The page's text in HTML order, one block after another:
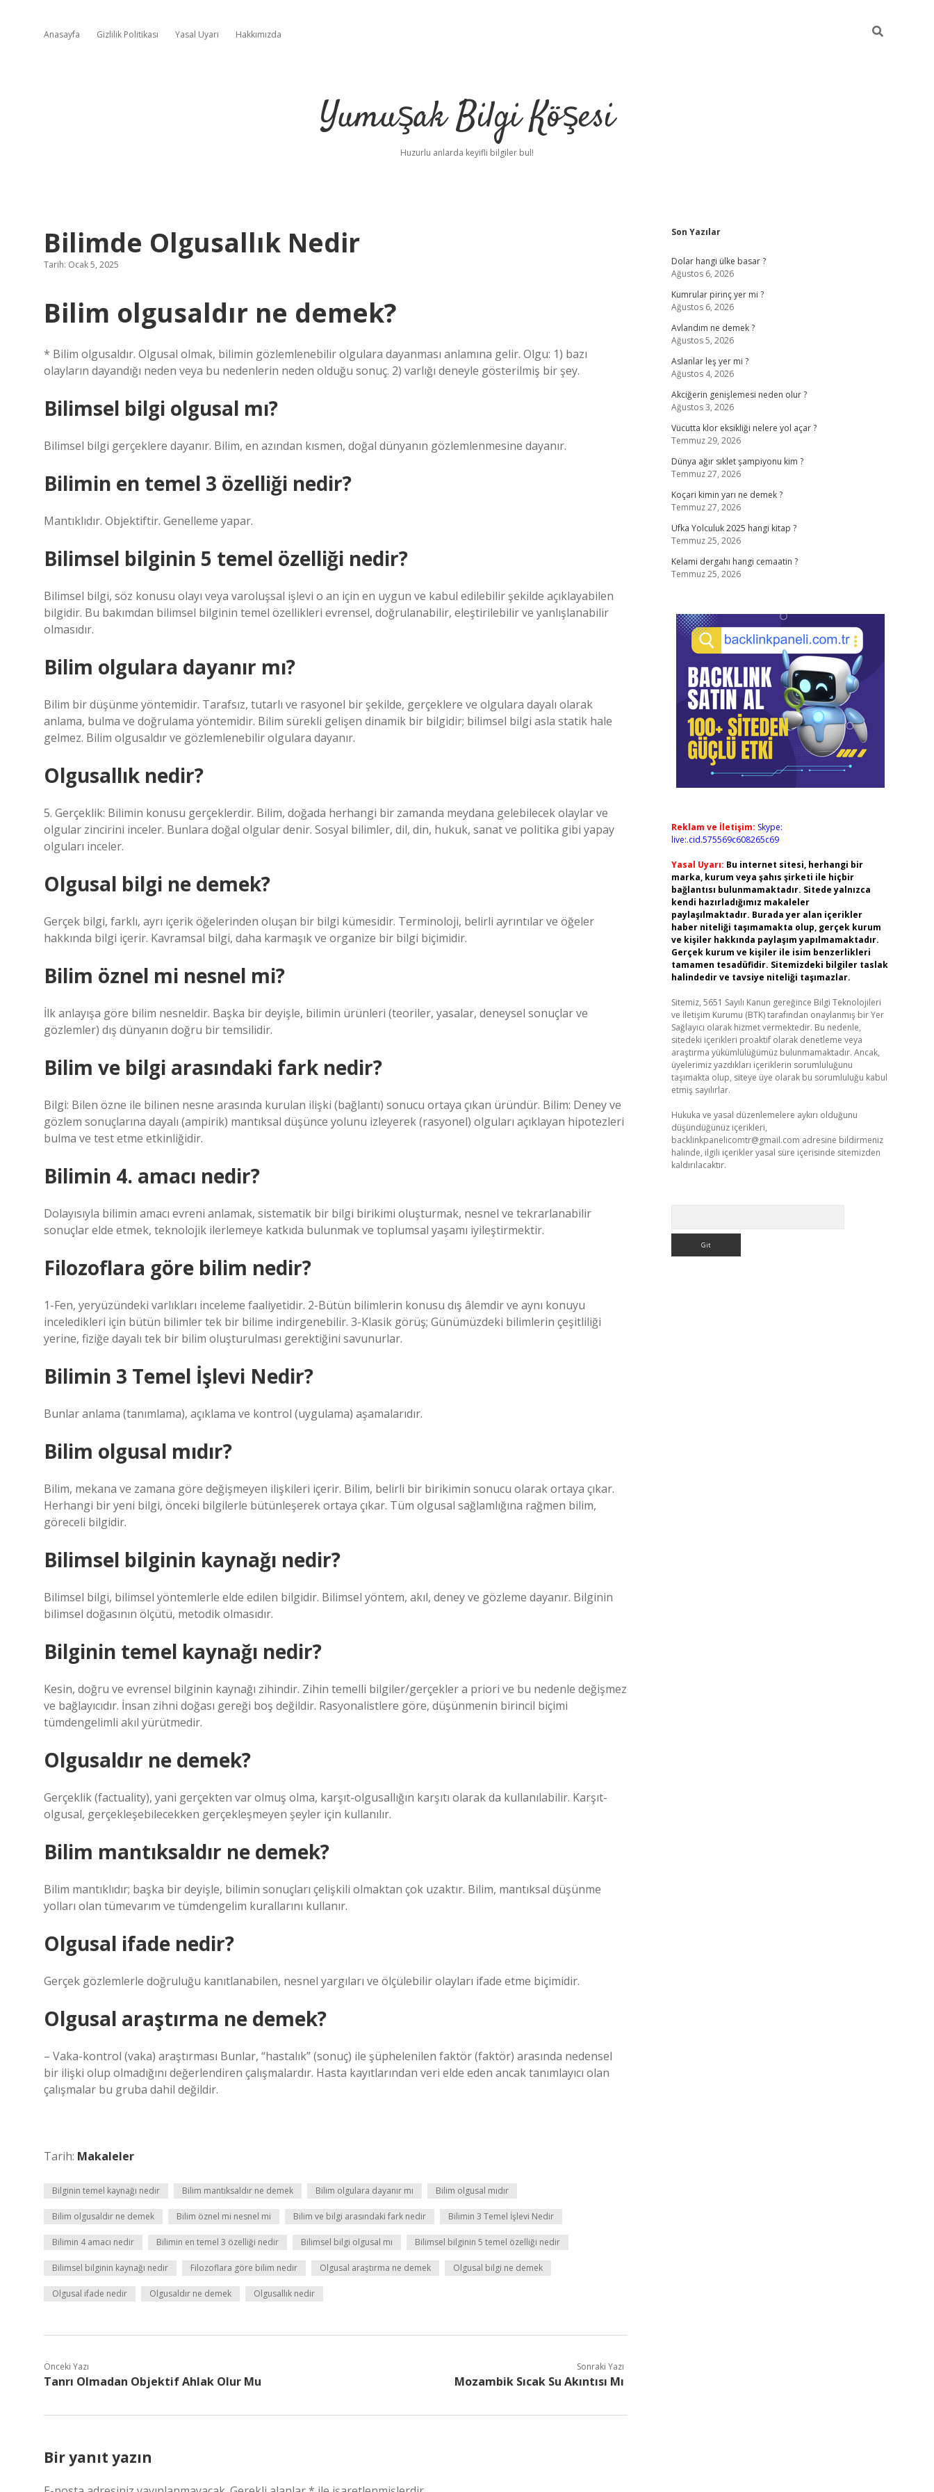
Anasayfa Gizlilik Politikası Yasal Uyarı Hakkımızda
Yumuşak Bilgi Köşesi
Huzurlu anlarda keyifli bilgiler bul!
Bilimde Olgusallık Nedir
Tarih: Ocak 5, 2025
Bilim olgusaldır ne demek?
* Bilim olgusaldır. Olgusal olmak, bilimin gözlemlenebilir olgulara dayanması anlamına gelir. Olgu: 1) bazı
olayların dayandığı neden veya bu nedenlerin neden olduğu sonuç. 2) varlığı deneyle gösterilmiş bir şey.
Bilimsel bilgi olgusal mı?
Bilimsel bilgi gerçeklere dayanır. Bilim, en azından kısmen, doğal dünyanın gözlemlenmesine dayanır.
Bilimin en temel 3 özelliği nedir?
Mantıklıdır. Objektiftir. Genelleme yapar.
Bilimsel bilginin 5 temel özelliği nedir?
Bilimsel bilgi, söz konusu olayı veya varoluşsal işlevi o an için en uygun ve kabul edilebilir şekilde açıklayabilen
bilgidir. Bu bakımdan bilimsel bilginin temel özellikleri evrensel, doğrulanabilir, eleştirilebilir ve yanlışlanabilir
olmasıdır.
Bilim olgulara dayanır mı?
Bilim bir düşünme yöntemidir. Tarafsız, tutarlı ve rasyonel bir şekilde, gerçeklere ve olgulara dayalı olarak
anlama, bulma ve doğrulama yöntemidir. Bilim sürekli gelişen dinamik bir bilgidir; bilimsel bilgi asla statik hale
gelmez. Bilim olgusaldır ve gözlemlenebilir olgulara dayanır.
Olgusallık nedir?
5. Gerçeklik: Bilimin konusu gerçeklerdir. Bilim, doğada herhangi bir zamanda meydana gelebilecek olaylar ve
olgular zincirini inceler. Bunlara doğal olgular denir. Sosyal bilimler, dil, din, hukuk, sanat ve politika gibi yapay
olguları inceler.
Olgusal bilgi ne demek?
Gerçek bilgi, farklı, ayrı içerik öğelerinden oluşan bir bilgi kümesidir. Terminoloji, belirli ayrıntılar ve öğeler
hakkında bilgi içerir. Kavramsal bilgi, daha karmaşık ve organize bir bilgi biçimidir.
Bilim öznel mi nesnel mi?
İlk anlayışa göre bilim nesneldir. Başka bir deyişle, bilimin ürünleri (teoriler, yasalar, deneysel sonuçlar ve
gözlemler) dış dünyanın doğru bir temsilidir.
Bilim ve bilgi arasındaki fark nedir?
Bilgi: Bilen özne ile bilinen nesne arasında kurulan ilişki (bağlantı) sonucu ortaya çıkan üründür. Bilim: Deney ve
gözlem sonuçlarına dayalı (ampirik) mantıksal düşünce yolunu izleyerek (rasyonel) olguları açıklayan hipotezleri
bulma ve test etme etkinliğidir.
Bilimin 4. amacı nedir?
Dolayısıyla bilimin amacı evreni anlamak, sistematik bir bilgi birikimi oluşturmak, nesnel ve tekrarlanabilir
sonuçlar elde etmek, teknolojik ilerlemeye katkıda bulunmak ve toplumsal yaşamı iyileştirmektir.
Filozoflara göre bilim nedir?
1-Fen, yeryüzündeki varlıkları inceleme faaliyetidir. 2-Bütün bilimlerin konusu dış âlemdir ve aynı konuyu
inceledikleri için bütün bilimler tek bir bilime indirgenebilir. 3-Klasik görüş; Günümüzdeki bilimlerin çeşitliliği
yerine, fiziğe dayalı tek bir bilim oluşturulması gerektiğini savunurlar.
Bilimin 3 Temel İşlevi Nedir?
Bunlar anlama (tanımlama), açıklama ve kontrol (uygulama) aşamalarıdır.
Bilim olgusal mıdır?
Bilim, mekana ve zamana göre değişmeyen ilişkileri içerir. Bilim, belirli bir birikimin sonucu olarak ortaya çıkar.
Herhangi bir yeni bilgi, önceki bilgilerle bütünleşerek ortaya çıkar. Tüm olgusal sağlamlığına rağmen bilim,
göreceli bilgidir.
Bilimsel bilginin kaynağı nedir?
Bilimsel bilgi, bilimsel yöntemlerle elde edilen bilgidir. Bilimsel yöntem, akıl, deney ve gözleme dayanır. Bilginin
bilimsel doğasının ölçütü, metodik olmasıdır.
Bilginin temel kaynağı nedir?
Kesin, doğru ve evrensel bilginin kaynağı zihindir. Zihin temelli bilgiler/gerçekler a priori ve bu nedenle değişmez
ve bağlayıcıdır. İnsan zihni doğası gereği boş değildir. Rasyonalistlere göre, düşünmenin birincil biçimi
tümdengelimli akıl yürütmedir.
Olgusaldır ne demek?
Gerçeklik (factuality), yani gerçekten var olmuş olma, karşıt-olgusallığın karşıtı olarak da kullanılabilir. Karşıt-
olgusal, gerçekleşebilecekken gerçekleşmeyen şeyler için kullanılır.
Bilim mantıksaldır ne demek?
Bilim mantıklıdır; başka bir deyişle, bilimin sonuçları çelişkili olmaktan çok uzaktır. Bilim, mantıksal düşünme
yolları olan tümevarım ve tümdengelim kurallarını kullanır.
Olgusal ifade nedir?
Gerçek gözlemlerle doğruluğu kanıtlanabilen, nesnel yargıları ve ölçülebilir olayları ifade etme biçimidir.
Olgusal araştırma ne demek?
– Vaka-kontrol (vaka) araştırması Bunlar, “hastalık” (sonuç) ile şüphelenilen faktör (faktör) arasında nedensel
bir ilişki olup olmadığını değerlendiren çalışmalardır. Hasta kayıtlarından veri elde eden ancak tanımlayıcı olan
çalışmalar bu gruba dahil değildir.
Tarih: Makaleler
Bilginin temel kaynağı nedir Bilim mantıksaldır ne demek Bilim olgulara dayanır mı Bilim olgusal mıdır
Bilim olgusaldır ne demek Bilim öznel mi nesnel mi Bilim ve bilgi arasındaki fark nedir Bilimin 3 Temel İşlevi Nedir
Bilimin 4 amacı nedir Bilimin en temel 3 özelliği nedir Bilimsel bilgi olgusal mı Bilimsel bilginin 5 temel özelliği nedir
Bilimsel bilginin kaynağı nedir Filozoflara göre bilim nedir Olgusal araştırma ne demek Olgusal bilgi ne demek
Olgusal ifade nedir Olgusaldır ne demek Olgusallık nedir
Önceki Yazı
Tanrı Olmadan Objektif Ahlak Olur Mu
Sonraki Yazı
Mozambik Sıcak Su Akıntısı Mı
Bir yanıt yazın
Sidebar
Son Yazılar
Dolar hangi ülke basar ?
Ağustos 6, 2026
Kumrular pirinç yer mi ?
Ağustos 6, 2026
Avlandım ne demek ?
Ağustos 5, 2026
Aslanlar leş yer mi ?
Ağustos 4, 2026
Akciğerin genişlemesi neden olur ?
Ağustos 3, 2026
Vücutta klor eksikliği nelere yol açar ?
Temmuz 29, 2026
Dünya ağır sıklet şampiyonu kim ?
Temmuz 27, 2026
Koçari kimin yarı ne demek ?
Temmuz 27, 2026
Ufka Yolculuk 2025 hangi kitap ?
Temmuz 25, 2026
Kelami dergahı hangi cemaatin ?
Temmuz 25, 2026
Reklam ve İletişim: Skype:
live:.cid.575569c608265c69
Yasal Uyarı: Bu internet sitesi, herhangi bir
marka, kurum veya şahıs şirketi ile hiçbir
bağlantısı bulunmamaktadır. Sitede yalnızca
kendi hazırladığımız makaleler
paylaşılmaktadır. Burada yer alan içerikler
haber niteliği taşımamakta olup, gerçek kurum
ve kişiler hakkında paylaşım yapılmamaktadır.
Gerçek kurum ve kişiler ile isim benzerlikleri
tamamen tesadüfidir. Sitemizdeki bilgiler taslak
halindedir ve tavsiye niteliği taşımazlar.
Sitemiz, 5651 Sayılı Kanun gereğince Bilgi Teknolojileri
ve İletişim Kurumu (BTK) tarafından onaylanmış bir Yer
Sağlayıcı olarak hizmet vermektedir. Bu nedenle,
sitedeki içerikleri proaktif olarak denetleme veya
araştırma yükümlülüğümüz bulunmamaktadır. Ancak,
üyelerimiz yazdıkları içeriklerin sorumluluğunu
taşımakta olup, siteye üye olarak bu sorumluluğu kabul
etmiş sayılırlar.
Hukuka ve yasal düzenlemelere aykırı olduğunu
düşündüğünüz içerikleri,
backlinkpanelicomtr@gmail.com adresine bildirmeniz
halinde, ilgili içerikler yasal süre içerisinde sitemizden
kaldırılacaktır.